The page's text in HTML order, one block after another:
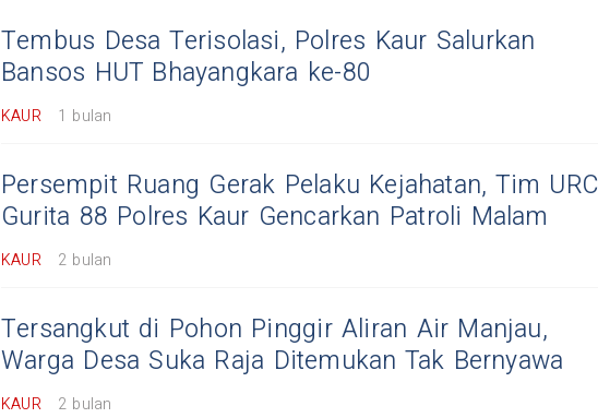
Tembus Desa Terisolasi, Polres Kaur Salurkan
Bansos HUT Bhayangkara ke-80
KAUR 1 bulan
Persempit Ruang Gerak Pelaku Kejahatan, Tim URC
Gurita 88 Polres Kaur Gencarkan Patroli Malam
KAUR 2 bulan
Tersangkut di Pohon Pinggir Aliran Air Manjau,
Warga Desa Suka Raja Ditemukan Tak Bernyawa
KAUR 2 bulan